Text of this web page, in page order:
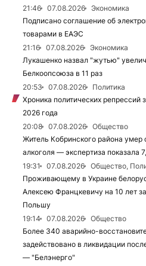
21:46 07.08.2026
Экономика
Подписано соглашение об
товарами в ЕАЭС
21:16
07.08.2026
Экономика
Лукашенко назвал "жутью"
Белкоопсоюза в 11 раз
20:53
07.08.2026
Политика
Хроника политических репрессий
2026 года
20:08
07.08.2026
Общество
Житель Кобринского района умер
алкоголя — экспертиза показала
19:31
07.08.2026
Общество,
Проживающему в Украине
Алексею Францкевичу на 10 лет
Польшу
19:14
07.08.2026
Общество
Более 340 аварийно-
задействовано в ликвидации
— "Белэнерго"